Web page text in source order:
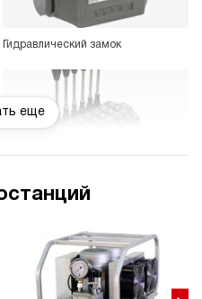
Гидравлический замок
Блок управления 1-8
Частотный преобразователь
еще